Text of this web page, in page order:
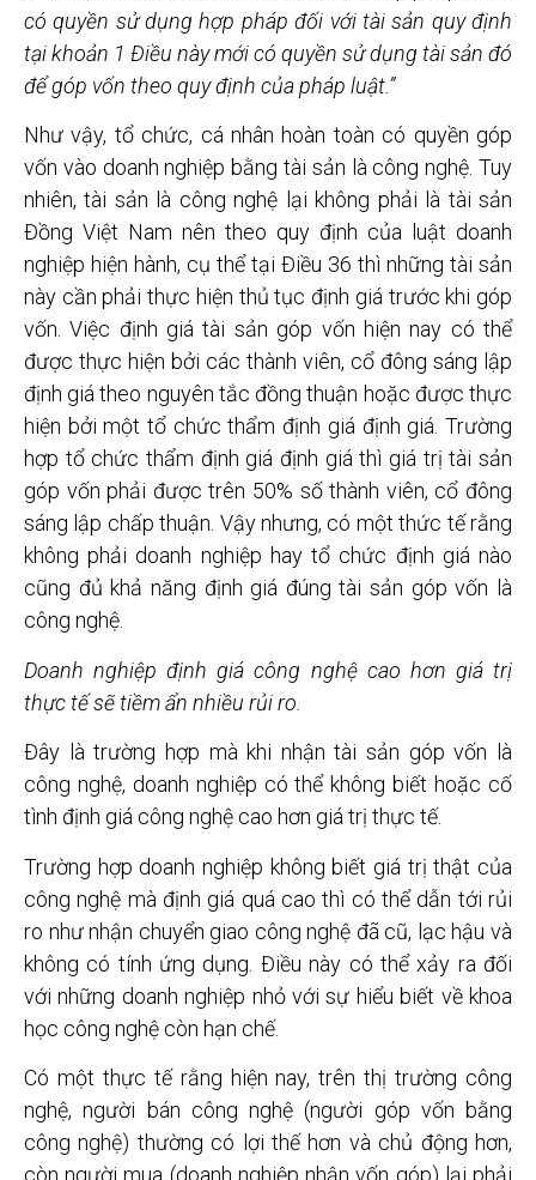
có quyền sử dụng hợp pháp đối với tài sản quy định
tại khoản 1 Điều này mới có quyền sử dụng tài sản đó
để góp vốn theo quy định của pháp luật.”
Như vậy, tổ chức, cá nhân hoàn toàn có quyền góp
vốn vào doanh nghiệp bằng tài sản là công nghệ. Tuy
nhiên, tài sản là công nghệ lại không phải là tài sản
Đồng Việt Nam nên theo quy định của luật doanh
nghiệp hiện hành, cụ thể tại Điều 36 thì những tài sản
này cần phải thực hiện thủ tục định giá trước khi góp
vốn. Việc định giá tài sản góp vốn hiện nay có thể
được thực hiện bởi các thành viên, cổ đông sáng lập
định giá theo nguyên tắc đồng thuận hoặc được thực
hiện bởi một tổ chức thẩm định giá định giá. Trường
hợp tổ chức thẩm định giá định giá thì giá trị tài sản
góp vốn phải được trên 50% số thành viên, cổ đông
sáng lập chấp thuận. Vậy nhưng, có một thức tế rằng
không phải doanh nghiệp hay tổ chức định giá nào
cũng đủ khả năng định giá đúng tài sản góp vốn là
công nghệ.
Doanh nghiệp định giá công nghệ cao hơn giá trị
thực tế sẽ tiềm ẩn nhiều rủi ro.
Đây là trường hợp mà khi nhận tài sản góp vốn là
công nghệ, doanh nghiệp có thể không biết hoặc cố
tình định giá công nghệ cao hơn giá trị thực tế.
Trường hợp doanh nghiệp không biết giá trị thật của
công nghệ mà định giá quá cao thì có thể dẫn tới rủi
ro như nhận chuyển giao công nghệ đã cũ, lạc hậu và
không có tính ứng dụng. Điều này có thể xảy ra đối
với những doanh nghiệp nhỏ với sự hiểu biết về khoa
học công nghệ còn hạn chế.
Có một thực tế rằng hiện nay, trên thị trường công
nghệ, người bán công nghệ (người góp vốn bằng
công nghệ) thường có lợi thế hơn và chủ động hơn,
còn người mua (doanh nghiệp nhận vốn góp) lại phải